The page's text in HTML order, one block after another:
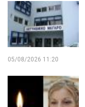
05/08/2026 11:20